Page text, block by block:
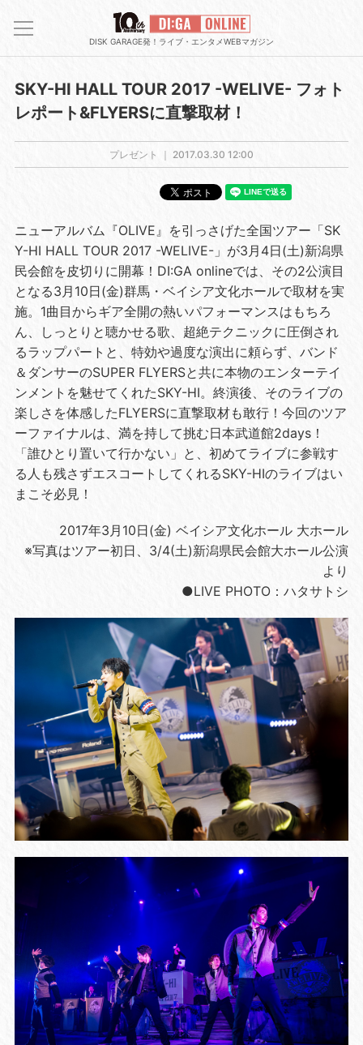
DISK GARAGE発！ライブ・エンタメWEBマガジン
SKY-HI HALL TOUR 2017 -WELIVE- フォト
レポート&FLYERSに直撃取材！
プレゼント ｜ 2017.03.30 12:00
ニューアルバム『OLIVE』を引っさげた全国ツアー「SK
Y-HI HALL TOUR 2017 -WELIVE-」が3月4日(土)新潟県
民会館を皮切りに開幕！DI:GA onlineでは、その2公演目
となる3月10日(金)群馬・ベイシア文化ホールで取材を実
施。1曲目からギア全開の熱いパフォーマンスはもちろ
ん、しっとりと聴かせる歌、超絶テクニックに圧倒され
るラップパートと、特効や過度な演出に頼らず、バンド
＆ダンサーのSUPER FLYERSと共に本物のエンターテイ
ンメントを魅せてくれたSKY-HI。終演後、そのライブの
楽しさを体感したFLYERSに直撃取材も敢行！今回のツア
ーファイナルは、満を持して挑む日本武道館2days！
「誰ひとり置いて行かない」と、初めてライブに参戦す
る人も残さずエスコートしてくれるSKY-HIのライブはい
まこそ必見！
2017年3月10日(金) ベイシア文化ホール 大ホール
※写真はツアー初日、3/4(土)新潟県民会館大ホール公演
より
●LIVE PHOTO：ハタサトシ